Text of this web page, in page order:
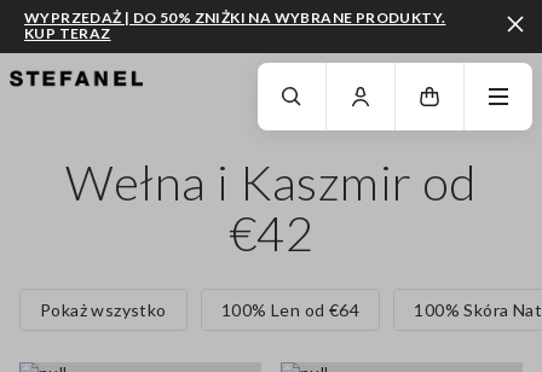
PRZEJDŹ DO GŁÓWNEJ TREŚCI PRZEWIŃ NA DÓŁ STRONY
WYPRZEDAŻ | DO 50% ZNIŻKI NA WYBRANE PRODUKTY.
KUP TERAZ
Wełna i Kaszmir od
€42
Pokaż wszystko 100% Len od €64 100% Skóra